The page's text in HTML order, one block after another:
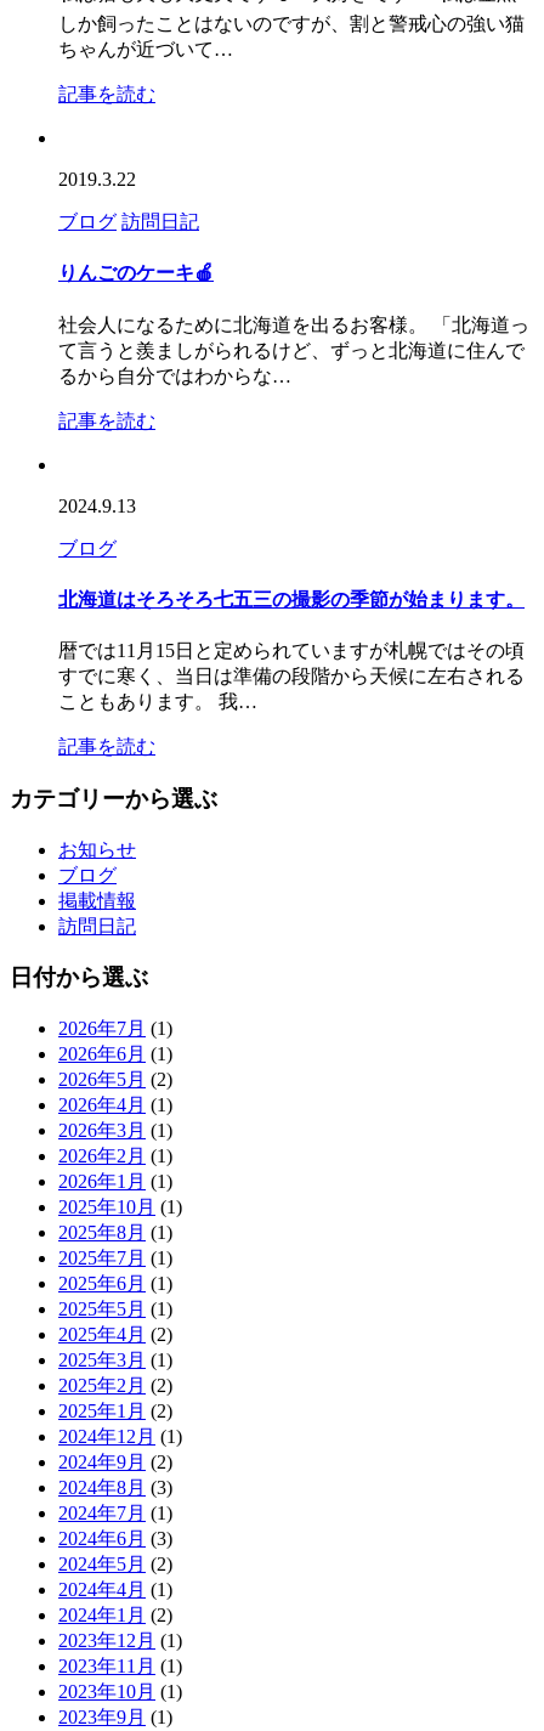
しか飼ったことはないのですが、割と警戒心の強い猫
ちゃんが近づいて…
記事を読む
2019.3.22
ブログ 訪問日記
りんごのケーキ🍎
社会人になるために北海道を出るお客様。 「北海道っ
て言うと羨ましがられるけど、ずっと北海道に住んで
るから自分ではわからな…
記事を読む
2024.9.13
ブログ
北海道はそろそろ七五三の撮影の季節が始まります。
暦では11月15日と定められていますが札幌ではその頃
すでに寒く、当日は準備の段階から天候に左右される
こともあります。 我…
記事を読む
カテゴリーから選ぶ
お知らせ
ブログ
掲載情報
訪問日記
日付から選ぶ
2026年7月 (1)
2026年6月 (1)
2026年5月 (2)
2026年4月 (1)
2026年3月 (1)
2026年2月 (1)
2026年1月 (1)
2025年10月 (1)
2025年8月 (1)
2025年7月 (1)
2025年6月 (1)
2025年5月 (1)
2025年4月 (2)
2025年3月 (1)
2025年2月 (2)
2025年1月 (2)
2024年12月 (1)
2024年9月 (2)
2024年8月 (3)
2024年7月 (1)
2024年6月 (3)
2024年5月 (2)
2024年4月 (1)
2024年1月 (2)
2023年12月 (1)
2023年11月 (1)
2023年10月 (1)
2023年9月 (1)